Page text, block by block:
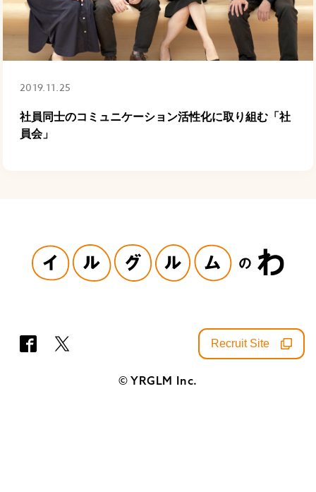
2019.11.25
社員同士のコミュニケーション活性化に取り組む「社
員会」
SNS
Recruit Site
© YRGLM Inc.